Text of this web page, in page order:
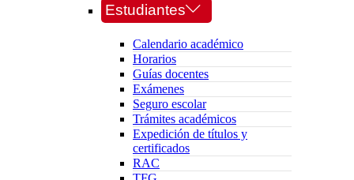
Estudiantes
Calendario académico
Horarios
Guías docentes
Exámenes
Seguro escolar
Trámites académicos
Expedición de títulos y
certificados
RAC